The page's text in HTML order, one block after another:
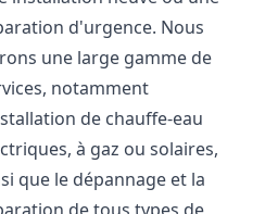
d'urgence. Nous
une large gamme de
notamment
de chauffe-eau
à gaz ou solaires,
que le dépannage et la